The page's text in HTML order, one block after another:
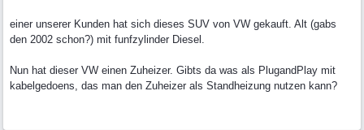
einer unserer Kunden hat sich dieses SUV von VW gekauft. Alt (gabs
den 2002 schon?) mit funfzylinder Diesel.
Nun hat dieser VW einen Zuheizer. Gibts da was als PlugandPlay mit
kabelgedoens, das man den Zuheizer als Standheizung nutzen kann?